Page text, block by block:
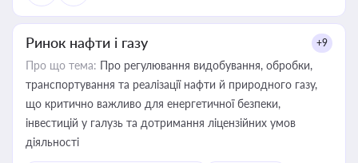
Ринок нафти і газу +9
Про що тема: Про регулювання видобування, обробки,
транспортування та реалізації нафти й природного газу,
що критично важливо для енергетичної безпеки,
інвестицій у галузь та дотримання ліцензійних умов
діяльності